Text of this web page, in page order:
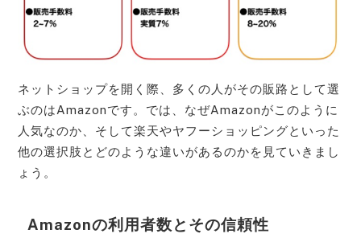
ネットショップを開く際、多くの人がその販路として選
ぶのはAmazonです。では、なぜAmazonがこのように
人気なのか、そして楽天やヤフーショッピングといった
他の選択肢とどのような違いがあるのかを見ていきまし
ょう。
Amazonの利用者数とその信頼性